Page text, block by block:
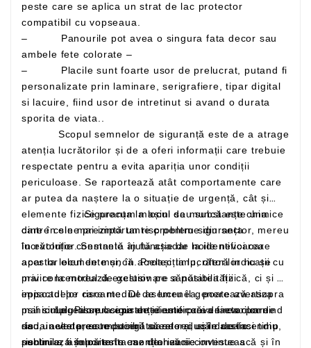
peste care se aplica un strat de lac protector
compatibil cu vopseaua.
– Panourile pot avea o singura fata decor sau
ambele fete colorate –
– Placile sunt foarte usor de prelucrat, putand fi
personalizate prin laminare, serigrafiere, tipar digital
si lacuire, fiind usor de intretinut si avand o durata
sporita de viata..
atenția lucrătorilor și de a oferi informații care trebuie
respectate pentru a evita apariția unor condiții
periculoase. Se raportează atât comportamente care
ar putea da naștere la o situație de urgență, cât și
elemente fizice precum mașini sau substanțe chimice
care în sine prezintă un risc pentru siguranța
lucrătorilor. Semnele ajută așadar la identificarea
acestor elemente și, în același timp, oferă indicații cu
privire la modul de gestionare a posibilității
episoadelor riscante. De asemenea, poate avertiza
mai simplu asupra existenței unor căi de evacuare
sau unelte precum stingătoarele și ușile de incendiu,
pentru a fi folosite în caz de nevoie.
Siguranța la locul de muncă este una
dintre cele mai importante probleme din sector, mereu
în evoluție constantă în funcție de noile nevoi care
apar la locul de muncă. Protecția lucrătorilor nu se
mai concentrează exclusiv pe sănătatea fizică, ci și pe
impactul pe care mediul de lucru îl generează asupra
psihicului. Pilonul siguranței este prevenirea: pornind
de la acesta, este posibil să se reducă drastic
riscurile, așa că este esențial să se investească și în
Legea se ocupa de identificarea factorilor de
risc, in vederea reducerii acestora, si in acelasi timp
subliniaza importanta monitorizarii continue a